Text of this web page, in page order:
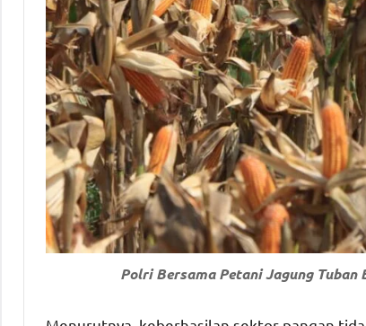
Polri Bersama Petani Jagung Tuban